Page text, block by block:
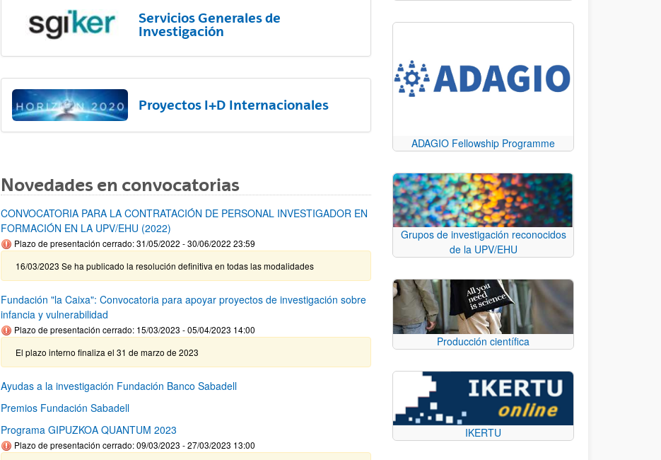
Servicios Generales de
Investigación
Proyectos I+D Internacionales
Novedades en convocatorias
CONVOCATORIA PARA LA CONTRATACIÓN DE PERSONAL INVESTIGADOR EN
FORMACIÓN EN LA UPV/EHU (2022)
Plazo de presentación cerrado: 31/05/2022 - 30/06/2022 23:59
16/03/2023 Se ha publicado la resolución definitiva en todas las modalidades
Fundación "la Caixa": Convocatoria para apoyar proyectos de investigación sobre
infancia y vulnerabilidad
Plazo de presentación cerrado: 15/03/2023 - 05/04/2023 14:00
El plazo interno finaliza el 31 de marzo de 2023
Ayudas a la investigación Fundación Banco Sabadell
Premios Fundación Sabadell
Programa GIPUZKOA QUANTUM 2023
Plazo de presentación cerrado: 09/03/2023 - 27/03/2023 13:00
ADAGIO Fellowship Programme
Grupos de investigación reconocidos
de la UPV/EHU
Producción científica
IKERTU